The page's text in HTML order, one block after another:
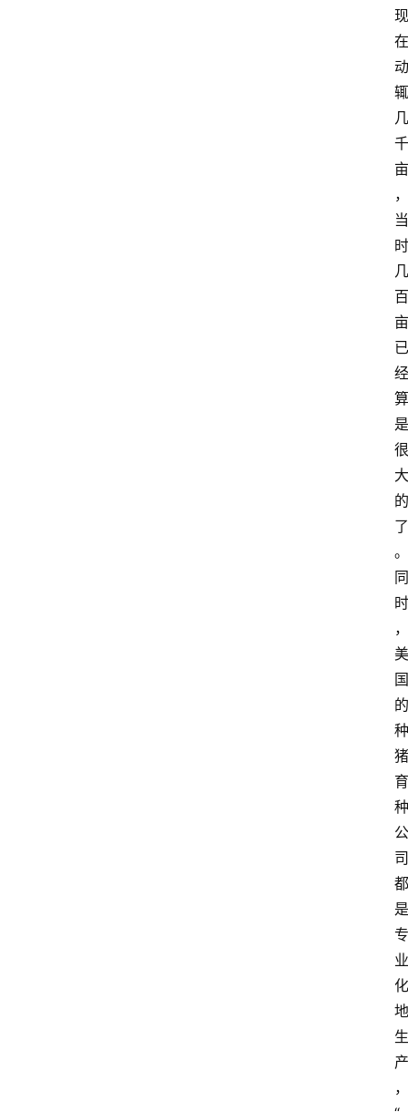
现
在
动
辄
几
千
亩
，
当
时
几
百
亩
已
经
算
是
很
大
的
了
。
同
时
，
美
国
的
种
猪
育
种
公
司
都
是
专
业
化
地
生
产
，